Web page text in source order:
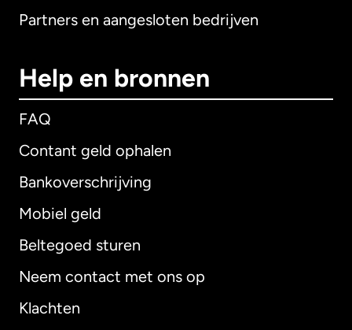
Partners en aangesloten bedrijven
Help en bronnen
FAQ
Contant geld ophalen
Bankoverschrijving
Mobiel geld
Beltegoed sturen
Neem contact met ons op
Klachten